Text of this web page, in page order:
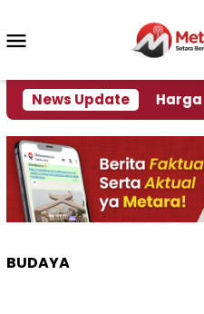
konten
News Update
Krisi Air Harga
BUDAYA